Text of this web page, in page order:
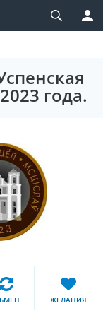
года.
ЖЕЛАНИЯ